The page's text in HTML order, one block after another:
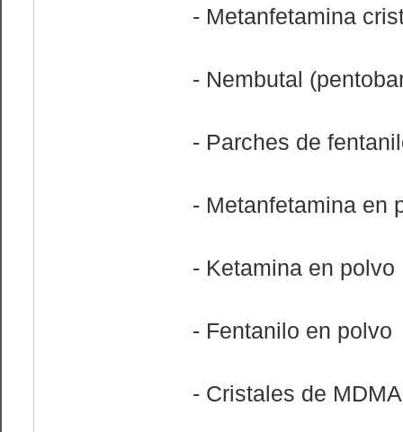
- Metanfetamina
- Nembutal
- Parches de
- Metanfetamina en
- Ketamina en polvo
- Fentanilo en polvo
- Cristales de MDMA